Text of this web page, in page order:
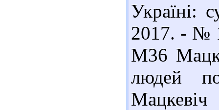
Україні:
2017. - №
М36
людей